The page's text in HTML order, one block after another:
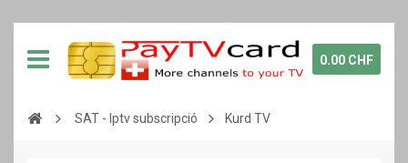
0.00 CHF
SAT - Iptv subscripció Kurd TV